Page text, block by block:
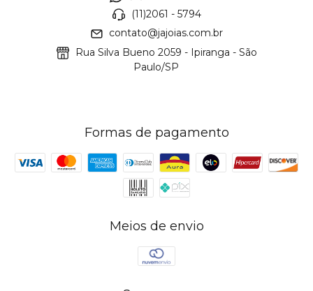
(11)2061 - 5794
contato@jajoias.com.br
Rua Silva Bueno 2059 - Ipiranga - São
Paulo/SP
Formas de pagamento
Meios de envio